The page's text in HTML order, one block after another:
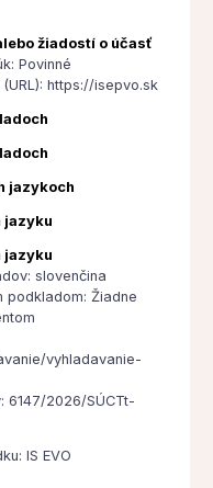
žiadostí o účasť
Povinné
https://isepvo.sk
jazykoch
jazyku
jazyku
slovenčina
podkladom: Žiadne
vyhladavanie-
6147/2026/SÚCTt-
IS EVO